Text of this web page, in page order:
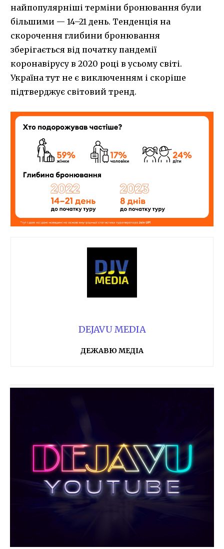
найпопулярніші терміни бронювання були
більшими — 14–21 день. Тенденція на
скорочення глибини бронювання
зберігається від початку пандемії
коронавірусу в 2020 році в усьому світі.
Україна тут не є виключенням і скоріше
підтверджує світовий тренд.
DEJAVU MEDIA
ДЕЖАВЮ МЕДІА